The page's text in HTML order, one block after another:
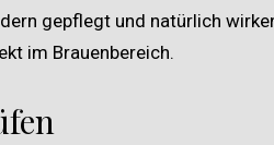
gepflegt und natürlich
im Brauenbereich.